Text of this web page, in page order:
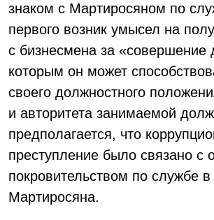
знаком с Мартиросяном по
первого возник умысел на
с бизнесмена за «совершение
которым он может
своего должностного
и авторитета занимаемой
предполагается, что
преступление было связано с
покровительством по службе в
Мартиросяна.